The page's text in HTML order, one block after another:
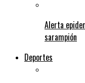
Alerta
sarampión
Deportes